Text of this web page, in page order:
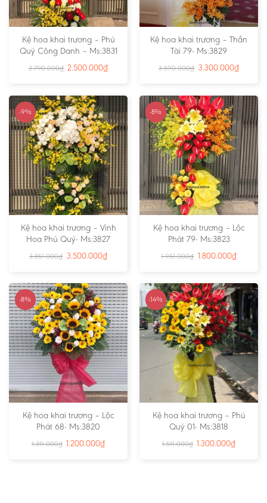
Kệ hoa khai trương – Phú
Quý Công Danh – Ms:3831
2.790.000₫ 2.500.000₫
Kệ hoa khai trương – Thần
Tài 79- Ms:3829
3.590.000₫ 3.300.000₫
-9%
Kệ hoa khai trương – Vinh
Hoa Phú Quý- Ms:3827
3.851.000₫ 3.500.000₫
-8%
Kệ hoa khai trương – Lộc
Phát 79- Ms:3823
1.951.000₫ 1.800.000₫
-8%
Kệ hoa khai trương – Lộc
Phát 68- Ms:3820
1.311.000₫ 1.200.000₫
-14%
Kệ hoa khai trương – Phú
Quý 01- Ms:3818
1.511.000₫ 1.300.000₫